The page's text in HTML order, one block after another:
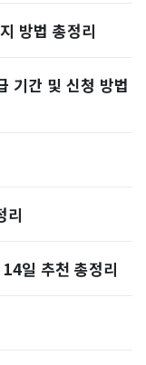
방법 총정리
기간 및 신청 방법
리
일 추천 총정리